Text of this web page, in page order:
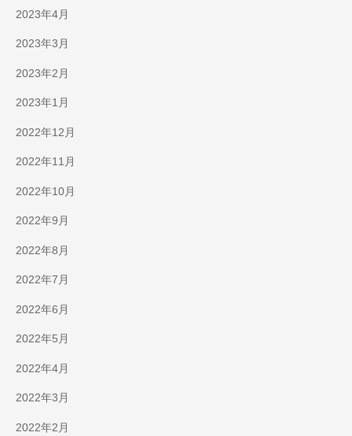
2023年4月
2023年3月
2023年2月
2023年1月
2022年12月
2022年11月
2022年10月
2022年9月
2022年8月
2022年7月
2022年6月
2022年5月
2022年4月
2022年3月
2022年2月